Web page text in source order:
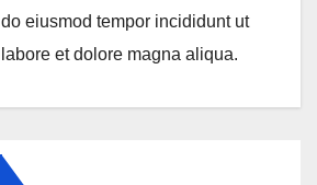
do eiusmod tempor incididunt ut
labore et dolore magna aliqua.